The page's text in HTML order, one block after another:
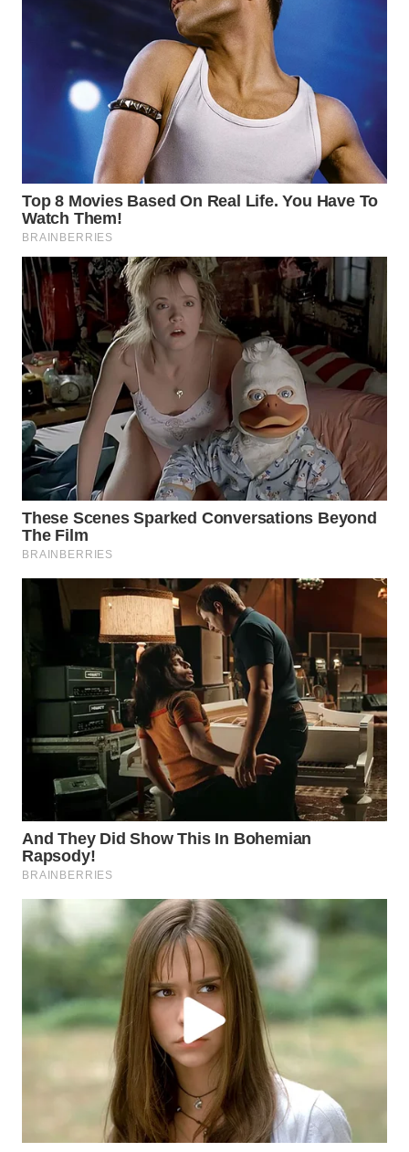
KALSEL
KALTIM
SULSEL
WN
GORONTALO
WN
SULUT
WN
MALUKU
WN
MALUT
WN
DAIRI
DANAU
TOBA
LANGKAT
WN
TAPANULI
SELATAN
WN
TANJUNG
LESUNG
WN
LABUHANBATU